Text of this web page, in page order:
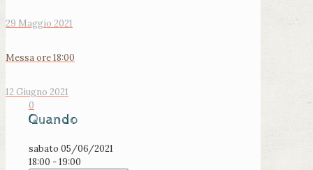
29 Maggio 2021
Messa ore 18:00
12 Giugno 2021
0
Quando
sabato 05/06/2021
18:00 - 19:00